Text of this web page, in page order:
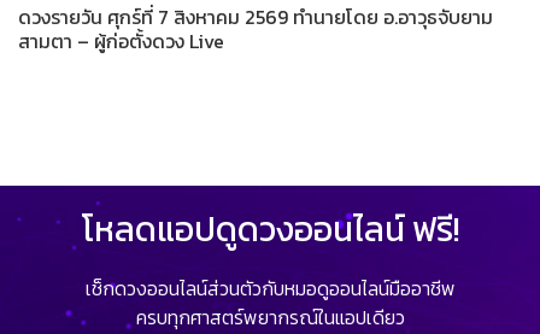
ดวงรายวัน ศุกร์ที่ 7 สิงหาคม 2569 ทำนายโดย อ.อาวุธจับยาม
สามตา – ผู้ก่อตั้งดวง Live
โหลดแอปดูดวงออนไลน์ ฟรี!
เช็กดวงออนไลน์ส่วนตัวกับหมอดูออนไลน์มืออาชีพ
ครบทุกศาสตร์พยากรณ์ในแอปเดียว